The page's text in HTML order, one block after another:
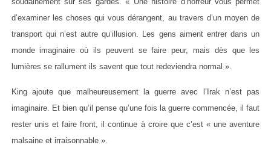
d’examiner les choses qui vous dérangent, au travers d’un moyen de
transport qui n’est autre qu’illusion. Les gens aiment entrer dans un
monde imaginaire où ils peuvent se faire peur, mais dès que les
lumières se rallument ils savent que tout redeviendra normal ».
King ajoute que malheureusement la guerre avec l’Irak n’est pas
imaginaire. Et bien qu’il pense qu’une fois la guerre commencée, il faut
rester unis et faire front, il continue à croire que c’est « une aventure
malsaine et irraisonnable ».